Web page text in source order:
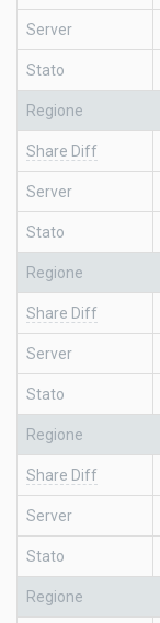
Server
Stato
Regione
Share Diff
Server
Stato
Regione
Share Diff
Server
Stato
Regione
Share Diff
Server
Stato
Regione